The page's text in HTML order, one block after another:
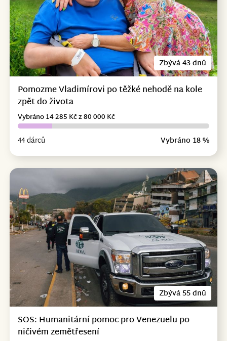
Zbývá 43 dnů
Pomozme Vladimírovi po těžké nehodě na kole
zpět do života
44 dárců Vybráno 18 %
Vybráno 14 285 Kč z 80 000 Kč
Zbývá 55 dnů
SOS: Humanitární pomoc pro Venezuelu po
ničivém zemětřesení